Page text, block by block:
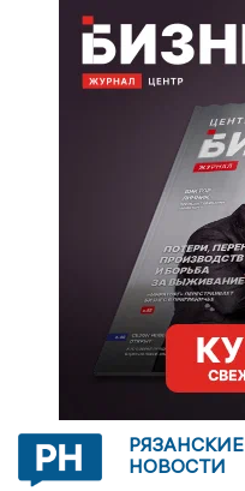
РЯЗАНСКИЕ
НОВОСТИ